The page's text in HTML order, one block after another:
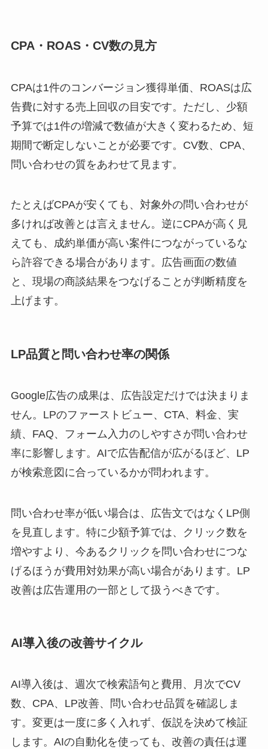
CPA・ROAS・CV数の見方
CPAは1件のコンバージョン獲得単価、ROASは広
告費に対する売上回収の目安です。ただし、少額
予算では1件の増減で数値が大きく変わるため、短
期間で断定しないことが必要です。CV数、CPA、
問い合わせの質をあわせて見ます。
たとえばCPAが安くても、対象外の問い合わせが
多ければ改善とは言えません。逆にCPAが高く見
えても、成約単価が高い案件につながっているな
ら許容できる場合があります。広告画面の数値
と、現場の商談結果をつなげることが判断精度を
上げます。
LP品質と問い合わせ率の関係
Google広告の成果は、広告設定だけでは決まりま
せん。LPのファーストビュー、CTA、料金、実
績、FAQ、フォーム入力のしやすさが問い合わせ
率に影響します。AIで広告配信が広がるほど、LP
が検索意図に合っているかが問われます。
問い合わせ率が低い場合は、広告文ではなくLP側
を見直します。特に少額予算では、クリック数を
増やすより、今あるクリックを問い合わせにつな
げるほうが費用対効果が高い場合があります。LP
改善は広告運用の一部として扱うべきです。
AI導入後の改善サイクル
AI導入後は、週次で検索語句と費用、月次でCV
数、CPA、LP改善、問い合わせ品質を確認しま
す。変更は一度に多く入れず、仮説を決めて検証
します。AIの自動化を使っても、改善の責任は運